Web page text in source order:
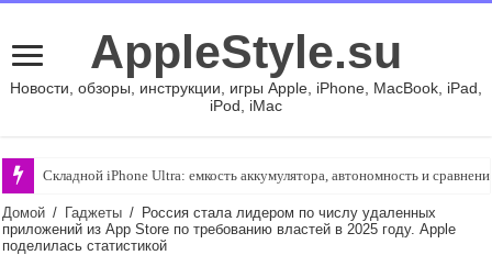
AppleStyle.su
Новости, обзоры, инструкции, игры Apple, iPhone, MacBook, iPad,
iPod, iMac
Складной iPhone Ultra: емкость аккумулятора, автономность и
Домой / Гаджеты / Россия стала лидером по числу удаленных
приложений из App Store по требованию властей в 2025 году. Apple
поделилась статистикой